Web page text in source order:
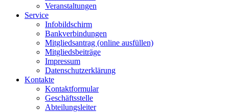
Veranstaltungen
Service
Infobildschirm
Bankverbindungen
Mitgliedsantrag (online ausfüllen)
Mitgliedsbeiträge
Impressum
Datenschutzerklärung
Kontakte
Kontaktformular
Geschäftsstelle
Abteilungsleiter